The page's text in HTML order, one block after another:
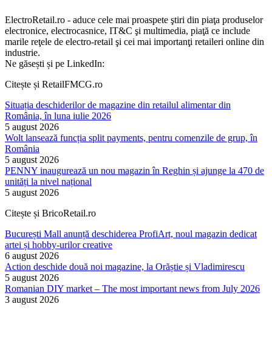
ElectroRetail.ro - aduce cele mai proaspete ştiri din piaţa produselor
electronice, electrocasnice, IT&C şi multimedia, piaţă ce include
marile reţele de electro-retail şi cei mai importanţi retaileri online din
industrie.
Ne găsești și pe LinkedIn:
Citește și RetailFMCG.ro
Situația deschiderilor de magazine din retailul alimentar din
România, în luna iulie 2026
5 august 2026
Wolt lansează funcția split payments, pentru comenzile de grup, în
România
5 august 2026
PENNY inaugurează un nou magazin în Reghin și ajunge la 470 de
unități la nivel național
5 august 2026
Citește și BricoRetail.ro
București Mall anunță deschiderea ProfiArt, noul magazin dedicat
artei și hobby-urilor creative
6 august 2026
Action deschide două noi magazine, la Orăștie și Vladimirescu
5 august 2026
Romanian DIY market – The most important news from July 2026
3 august 2026